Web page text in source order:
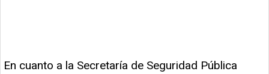
En cuanto a la Secretaría de Seguridad Pública